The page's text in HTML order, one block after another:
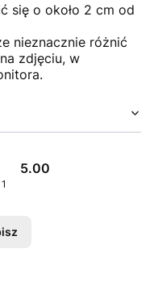
się o około 2 cm od
nieznacznie różnić
zdjęciu, w
5.00